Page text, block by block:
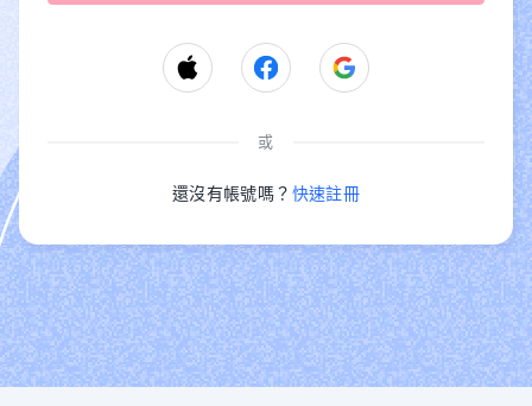
或
還沒有帳號嗎？ 快速註冊